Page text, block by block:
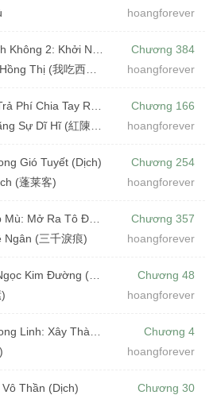
hoangforever
Chương 384
hoangforever
Chương 166
hoangforever
Gió Tuyết (Dịch)
(蓬莱客)
Chương 254
hoangforever
Ngân (三千淚痕)
Chương 357
hoangforever
Chương 48
hoangforever
Chương 4
hoangforever
Thần (Dịch)
Chương 30